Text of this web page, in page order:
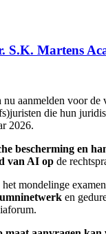
S.K. Martens
aanmelden voor de
die hun
2026.
bescherming en
van AI op de
mondelinge
en